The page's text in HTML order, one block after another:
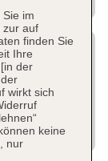
im
zur auf
finden Sie
Ihre
der
wirkt sich
keine
nur